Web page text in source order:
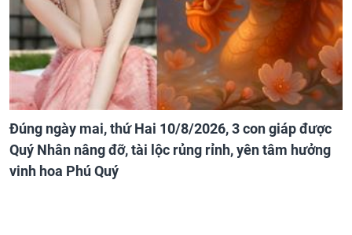
Đúng ngày mai, thứ Hai 10/8/2026, 3 con giáp được
Quý Nhân nâng đỡ, tài lộc rủng rỉnh, yên tâm hưởng
vinh hoa Phú Quý